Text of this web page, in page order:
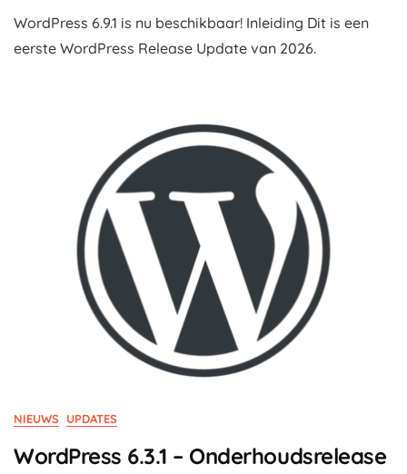
WordPress 6.9.1 is nu beschikbaar! Inleiding Dit is een
eerste WordPress Release Update van 2026.
NIEUWS UPDATES
WordPress 6.3.1 – Onderhoudsrelease